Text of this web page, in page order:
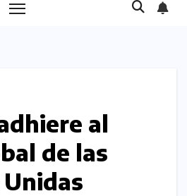
al
de las